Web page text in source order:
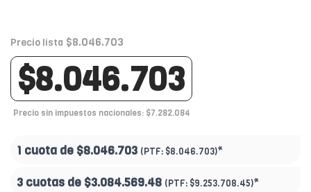
Precio lista $8.046.703
$8.046.703
Precio sin impuestos nacionales: $7.282.084
1 cuota de $8.046.703 (PTF: $8.046.703)*
3 cuotas de $3.084.569.48 (PTF: $9.253.708.45)*